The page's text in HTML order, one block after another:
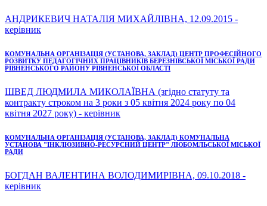
АНДРИКЕВИЧ НАТАЛІЯ МИХАЙЛІВНА, 12.09.2015 -
керівник
КОМУНАЛЬНА ОРГАНІЗАЦІЯ (УСТАНОВА, ЗАКЛАД) ЦЕНТР ПРОФЕСІЙНОГО
РОЗВИТКУ ПЕДАГОГІЧНИХ ПРАЦІВНИКІВ БЕРЕЗНІВСЬКОЇ МІСЬКОЇ РАДИ
РІВНЕНСЬКОГО РАЙОНУ РІВНЕНСЬКОЇ ОБЛАСТІ
ШВЕД ЛЮДМИЛА МИКОЛАЇВНА (згідно статуту та
контракту строком на 3 роки з 05 квітня 2024 року по 04
квітня 2027 року) - керівник
КОМУНАЛЬНА ОРГАНІЗАЦІЯ (УСТАНОВА, ЗАКЛАД) КОМУНАЛЬНА
УСТАНОВА "ІНКЛЮЗИВНО-РЕСУРСНИЙ ЦЕНТР" ЛЮБОМЛЬСЬКОЇ МІСЬКОЇ
РАДИ
БОГДАН ВАЛЕНТИНА ВОЛОДИМИРІВНА, 09.10.2018 -
керівник